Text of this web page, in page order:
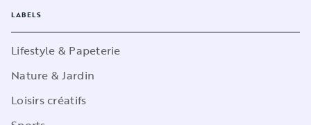
LABELS
Lifestyle & Papeterie
Nature & Jardin
Loisirs créatifs